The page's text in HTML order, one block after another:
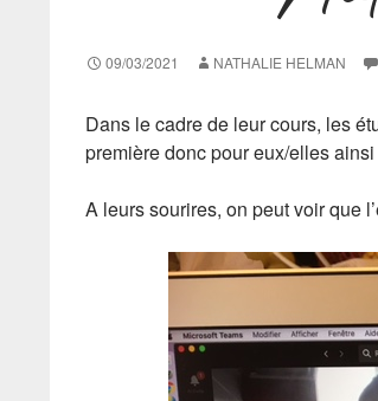
09/03/2021 NATHALIE HELMAN
Dans le cadre de leur cours, les
première donc pour eux/elles
A leurs sourires, on peut voir que